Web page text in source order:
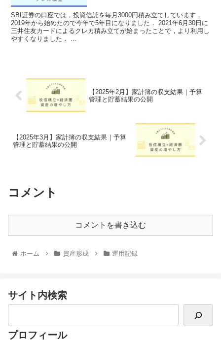
SBI証券の口座では，投資信託を毎月3000円積み立てしています．
2019年から始めたので今年で5年目になりました． 2021年6月30日に
三井住友カードによるクレカ積み立てが始まったことで，より利用し
やすくなりました． ...
【2025年2月】家計簿の収支結果｜予算
管理と貯蓄結果の公開
【2025年3月】家計簿の収支結果｜予算
管理と貯蓄結果の公開
コメント
コメントを書き込む
ホーム 資産形成 運用記録
サイト内検索
プロフィール